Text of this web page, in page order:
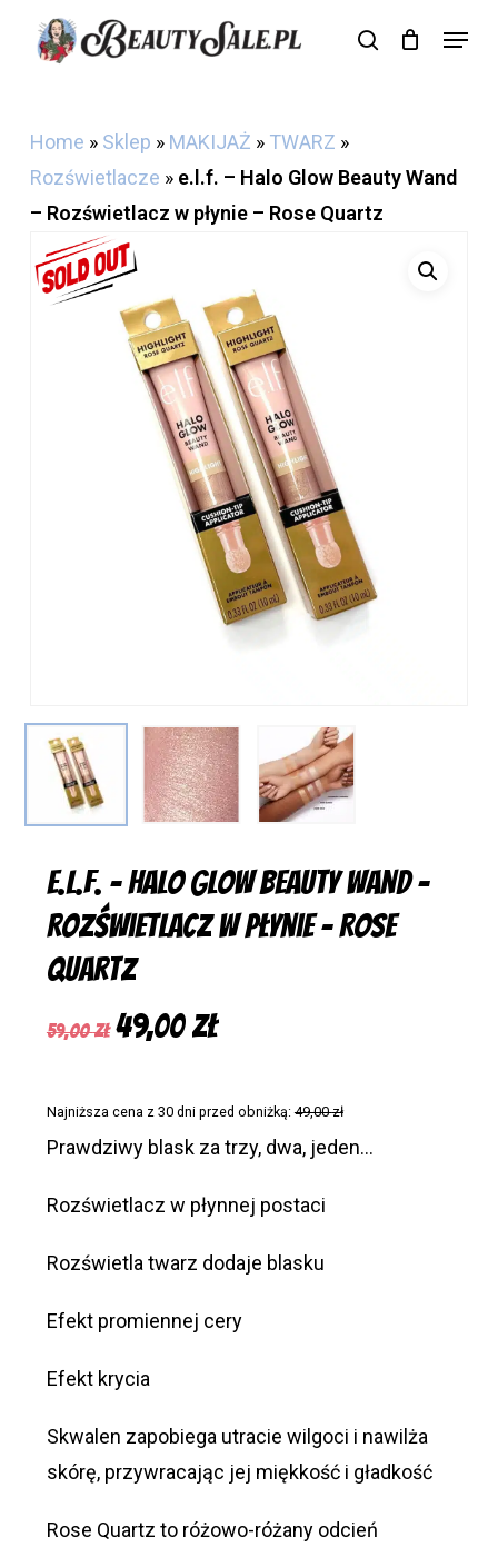
search
Menu
Cart Close
Home » Sklep » MAKIJAŻ » TWARZ »
Rozświetlacze » e.l.f. – Halo Glow Beauty Wand
– Rozświetlacz w płynie – Rose Quartz
e.l.f. – Halo Glow Beauty Wand –
Rozświetlacz w płynie – Rose
Quartz
59,00zł Pierwotna
wynosiła:
59,00 zł.
49,00złAktualna
wynosi:
49,00 zł.
Najniższa cena z 30 dni przed obniżką:49,00 zł
Prawdziwy blask za trzy, dwa, jeden…
Rozświetlacz w płynnej postaci
Rozświetla twarz dodaje blasku
Efekt promiennej cery
Efekt krycia
Skwalen zapobiega utracie wilgoci i nawilża
skórę, przywracając jej miękkość i gładkość
Rose Quartz to różowo-różany odcień